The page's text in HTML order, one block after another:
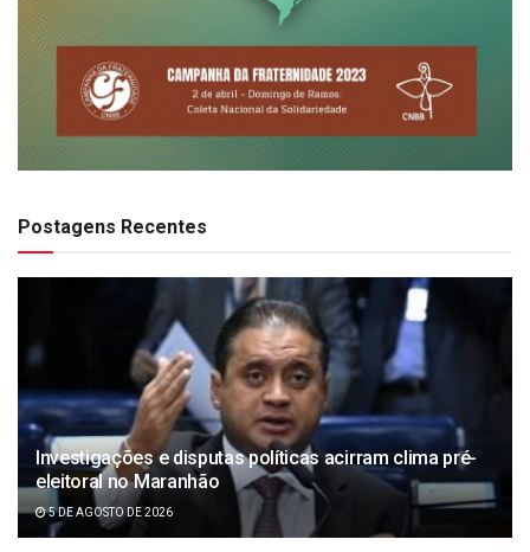
Postagens Recentes
Investigações e disputas políticas acirram clima pré-
eleitoral no Maranhão
5 DE AGOSTO DE 2026